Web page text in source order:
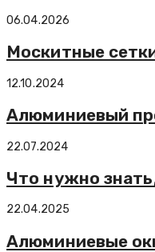
06.04.2026
Москитные
12.10.2024
Алюминиевый
22.07.2024
Что нужно
22.04.2025
Алюминиевые